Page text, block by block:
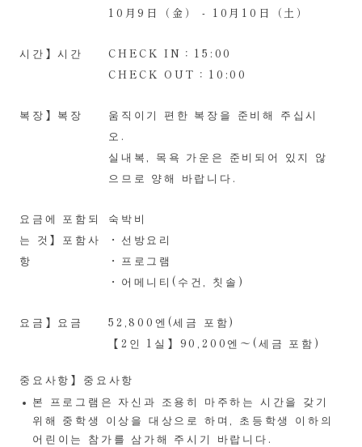
10月9日（金） - 10月10日（土）
시간】시간
CHECK IN：15:00
CHECK OUT：10:00
복장】복장
움직이기 편한 복장을 준비해 주십시
오.
실내복, 목욕 가운은 준비되어 있지 않
으므로 양해 바랍니다.
요금에 포함되
는 것】포함사
항
숙박비
・선방요리
・프로그램
・어메니티(수건, 칫솔)
요금】요금
52,800엔(세금 포함)
【2인 1실】90,200엔〜(세금 포함)
중요사항】중요사항
본 프로그램은 자신과 조용히 마주하는 시간을 갖기
위해 중학생 이상을 대상으로 하며, 초등학생 이하의
어린이는 참가를 삼가해 주시기 바랍니다.